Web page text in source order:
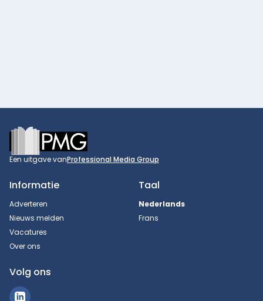
Footer
Een uitgave vanProfessional Media Group
Informatie
Adverteren
Nieuws melden
Vacatures
Over ons
Taal
Nederlands
Frans
Volg ons